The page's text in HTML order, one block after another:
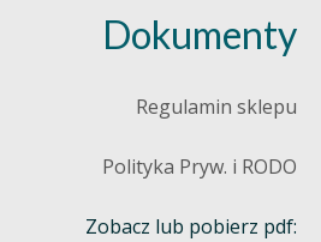
Dokumenty
Regulamin sklepu
Polityka Pryw. i RODO
Zobacz lub pobierz pdf: